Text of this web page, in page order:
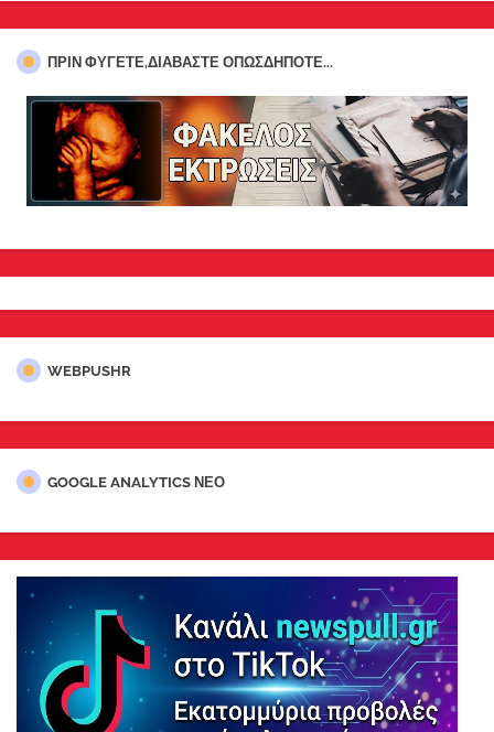
ΠΡΊΝ ΦΎΓΕΤΕ,ΔΙΑΒΆΣΤΕ ΟΠΩΣΔΉΠΟΤΕ...
WEBPUSHR
GOOGLE ANALYTICS ΝΕΟ